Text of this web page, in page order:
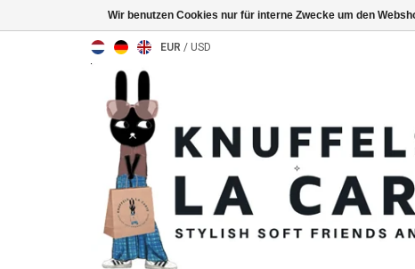
EUR / USD
Wir benutzen Cookies nur für interne Zwecke um den